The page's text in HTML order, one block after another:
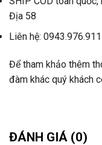
Địa 58
Liên hệ: 0943.976.911
Để tham khảo thêm
đàm khác quý khách
ĐÁNH GIÁ (0)